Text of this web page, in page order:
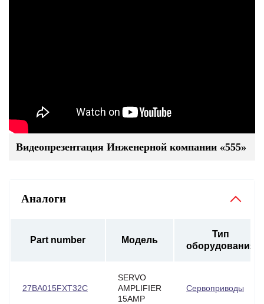
Видеопрезентация Инженерной компании «555»
Аналоги
Part number Модель
Тип
оборудования
27BA015FXT32C
SERVO
AMPLIFIER
15AMP
Сервоприводы